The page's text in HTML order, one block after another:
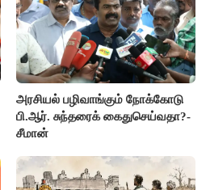
அரசியல் பழிவாங்கும் நோக்கோடு
பி.ஆர். சுந்தரைக் கைதுசெய்வதா?-
சீமான்